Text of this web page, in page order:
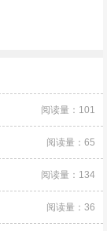
阅读量：101
阅读量：65
阅读量：134
阅读量：36